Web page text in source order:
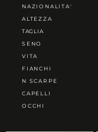
NAZIONALITA'
ALTEZZA
TAGLIA
SENO
VITA
FIANCHI
N SCARPE
CAPELLI
OCCHI